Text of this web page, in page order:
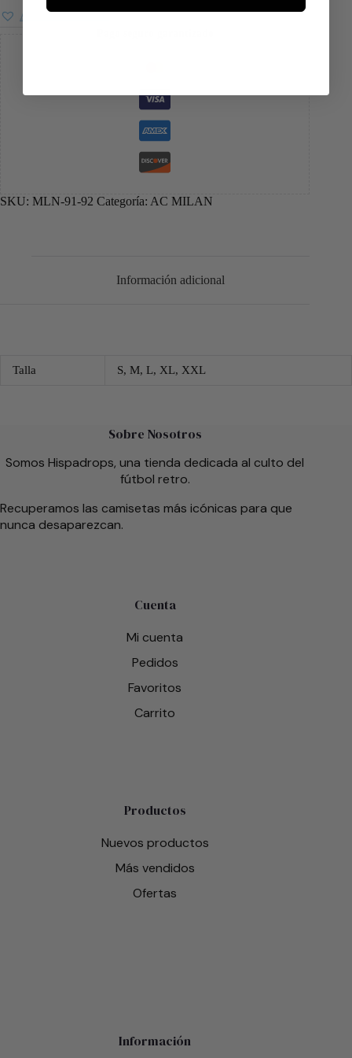
Añadir a favoritos
SKU: MLN-91-92 Categoría: AC MILAN
Información adicional
Talla S, M, L, XL, XXL
Sobre Nosotros
Somos Hispadrops, una tienda dedicada al culto del
fútbol retro.
Recuperamos las camisetas más icónicas para que
nunca desaparezcan.
Cuenta
Mi cuenta
Pedidos
Favoritos
Carrito
Productos
Nuevos productos
Más vendidos
Ofertas
Información